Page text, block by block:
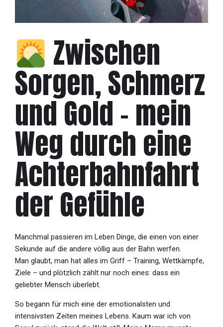
Zwischen
Sorgen, Schmerz
und Gold – mein
Weg durch eine
Achterbahnfahrt
der Gefühle
Manchmal passieren im Leben Dinge, die einen von einer
Sekunde auf die andere völlig aus der Bahn werfen.
Man glaubt, man hat alles im Griff – Training, Wettkämpfe,
Ziele – und plötzlich zählt nur noch eines: dass ein
geliebter Mensch überlebt.
So begann für mich eine der emotionalsten und
intensivsten Zeiten meines Lebens. Kaum war ich von